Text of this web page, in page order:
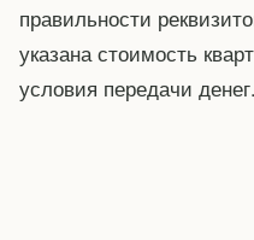
правильности
указана стоимость
условия передачи денег.